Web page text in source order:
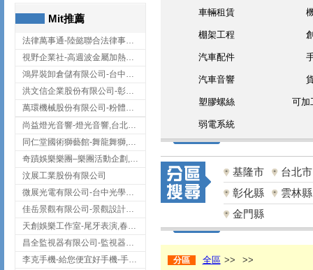
Mit推薦
法律萬事通-陸懿聯合法律事務所
視野企業社-高週波金屬加熱設備,彰化高週波金屬加熱設備
鴻昇裝卸倉儲有限公司-台中貨櫃裝卸
洪文信企業股份有限公司-彰化鋅合金鑄造,彰化五金加工,彰化五金配件
萬環機械股份有限公司-粉體塗裝設備,輸送機,輸送機設備,台南輸送機
尚益燈光音響-燈光音響,台北燈光音響,台北燈光音響出租
同仁堂國術獅藝館-舞龍舞獅,台中舞龍舞獅
奇蹟娛樂樂團–樂團活動企劃,台中樂團表演,台中婚禮樂團
汶展工業股份有限公司
微展光電有限公司-台中光學鍍膜,optical filter taiwan,台灣光學鍍膜
佳岳景觀有限公司-景觀設計公司,台北景觀設計,台北景觀工程,中山區景觀設計
天創娛樂工作室-尾牙表演,春酒表演,板橋尾牙表演
昌全監視器有限公司-監視器安裝,高雄監視器安裝,鳳山區監視器安裝
李克手機-給您便宜好手機-手機收購,屏東手機收購
車輛租賃
棚架工程
汽車配件
汽車音響
塑膠螺絲 可加
弱電系統
基隆市
台北市
彰化縣
雲林縣
金門縣
分區 全區 >> >>